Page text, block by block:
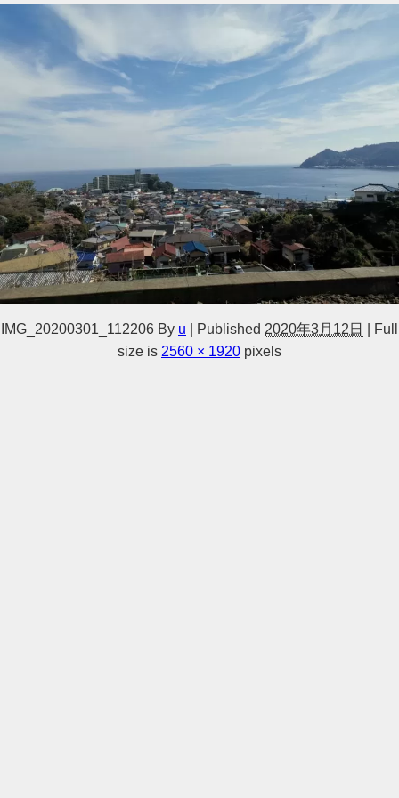
IMG_20200301_112206 By u Published 2020年3月12日
Full
size is 2560 × 1920 pixels